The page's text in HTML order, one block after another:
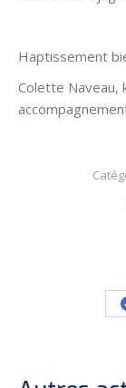
Haptissement
Colette Naveau,